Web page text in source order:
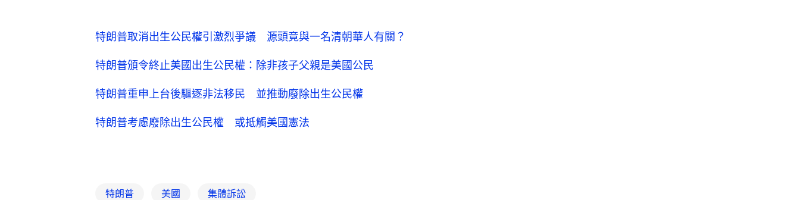
特朗普取消出生公民權引激烈爭議 源頭竟與一名清朝華人有關？
特朗普頒令終止美國出生公民權：除非孩子父親是美國公民
特朗普重申上台後驅逐非法移民 並推動廢除出生公民權
特朗普考慮廢除出生公民權 或抵觸美國憲法
特朗普 美國 集體訴訟